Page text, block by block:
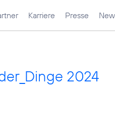
Karriere Presse
2024